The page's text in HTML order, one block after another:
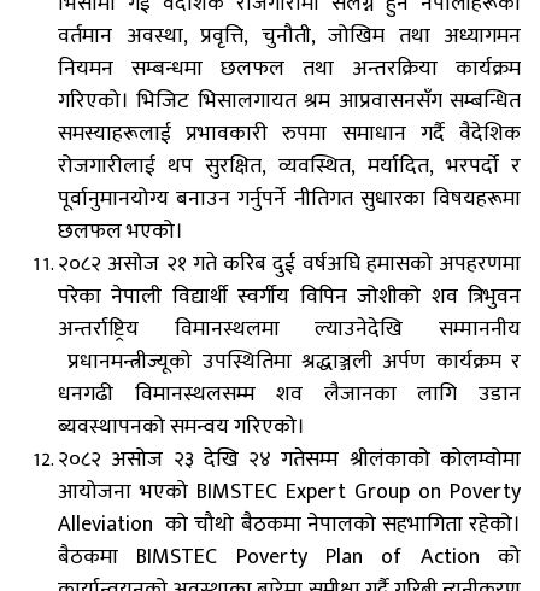
वर्तमान अवस्था, प्रवृत्ति, चुनौती, जोखिम तथा अध्यागमन
नियमन सम्बन्धमा छलफल तथा अन्तरक्रिया कार्यक्रम
गरिएको। भिजिट भिसालगायतश्रम आप्रवासनसँग सम्बन्धित
समस्याहरूलाई प्रभावकारी रुपमा समाधान गर्दै वैदेशिक
रोजगारीलाई थप सुरक्षित, व्यवस्थित, मर्यादित, भरपर्दो र
पूर्वानुमानयोग्य बनाउन गर्नुपर्ने नीतिगत सुधारका विषयहरूमा
छलफल भएको।
२०८२ असोज २१ गते करिब दुई वर्षअघि हमासको अपहरणमा
परेका नेपाली विद्यार्थी स्वर्गीय विपिन जोशीको शव त्रिभुवन
अन्तर्राष्ट्रिय विमानस्थलमा ल्याउनेदेखि सम्माननीय
प्रधानमन्त्रीज्यूको उपस्थितिमाश्रद्धाञ्जली अर्पण कार्यक्रम र
धनगढी विमानस्थलसम्म शव लैजानका लागि उडान
ब्यवस्थापनको समन्वय गरिएको।
२०८२ असोज २३ देखि २४ गतेसम्म श्रीलंकाको कोलम्वोमा
आयोजना भएको BIMSTEC Expert Group on Poverty
Alleviation को चौथो बैठकमा नेपालको सहभागिता रहेको।
बैठकमा BIMSTEC Poverty Plan of Action को